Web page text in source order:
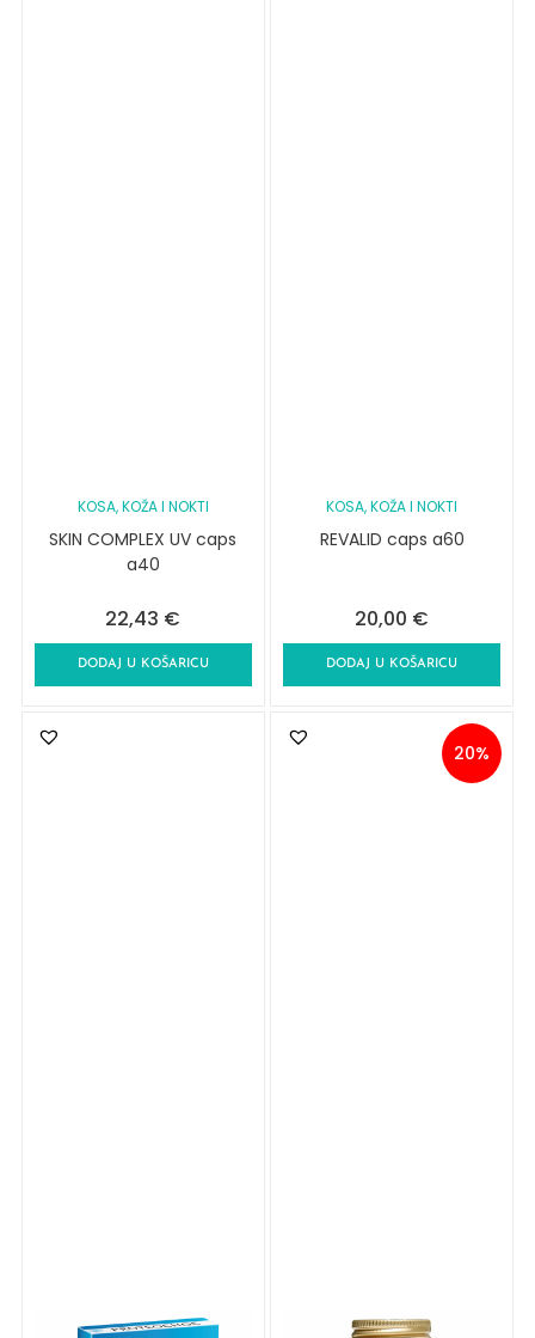
KOSA, KOŽA I NOKTI
SKIN COMPLEX UV caps
a40
22,43 €
DODAJ U KOŠARICU
KOSA, KOŽA I NOKTI
REVALID caps a60
20,00 €
DODAJ U KOŠARICU
20%